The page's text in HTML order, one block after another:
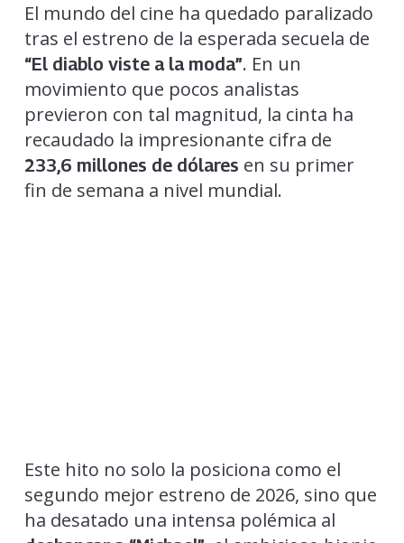
El mundo del cine ha quedado paralizado
tras el estreno de la esperada secuela de
“El diablo viste a la moda”. En un
movimiento que pocos analistas
previeron con tal magnitud, la cinta ha
recaudado la impresionante cifra de
233,6 millones de dólares en su primer
fin de semana a nivel mundial.
Este hito no solo la posiciona como el
segundo mejor estreno de 2026, sino que
ha desatado una intensa polémica al